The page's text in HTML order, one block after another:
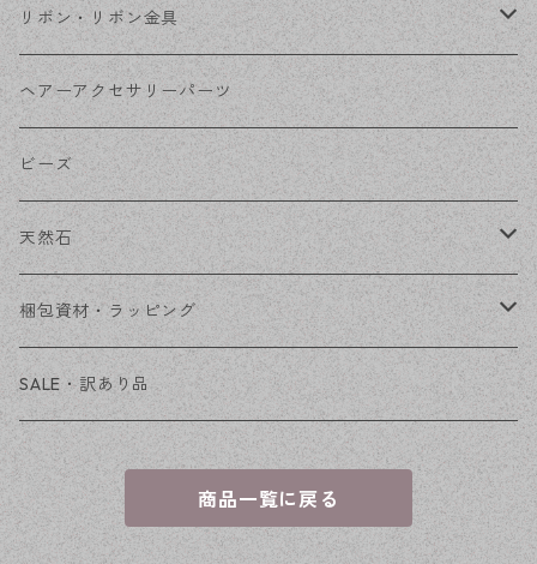
コネクター
その他
ピン類
花座・ビーズキャップ
チェーン
その他
金属
アクリル・プラ
ファーボール
リボン・リボン金具
リボン
リボン金具
ヘアーアクセサリーパーツ
ビーズ
天然石
穴あき
穴なし
梱包資材・ラッピング
発送ボックス
アクセサリー台紙
OPP袋
SALE・訳あり品
商品一覧に戻る